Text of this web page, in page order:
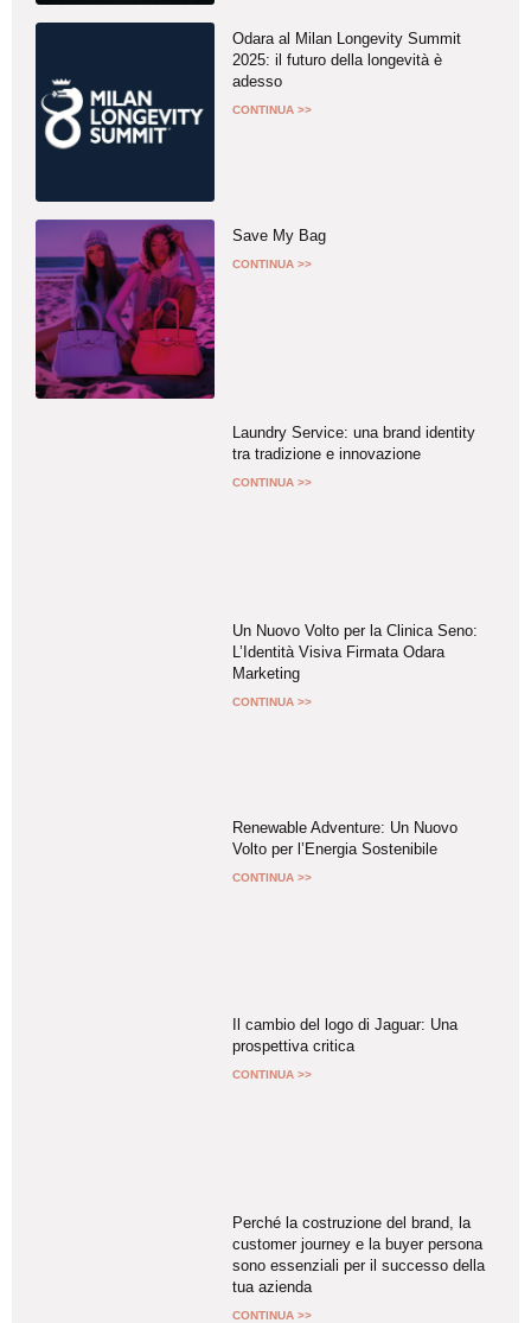
Odara al Milan Longevity Summit
2025: il futuro della longevità è
adesso
CONTINUA >>
Save My Bag
CONTINUA >>
Laundry Service: una brand identity
tra tradizione e innovazione
CONTINUA >>
Un Nuovo Volto per la Clinica Seno:
L’Identità Visiva Firmata Odara
Marketing
CONTINUA >>
Renewable Adventure: Un Nuovo
Volto per l’Energia Sostenibile
CONTINUA >>
Il cambio del logo di Jaguar: Una
prospettiva critica
CONTINUA >>
Perché la costruzione del brand, la
customer journey e la buyer persona
sono essenziali per il successo della
tua azienda
CONTINUA >>